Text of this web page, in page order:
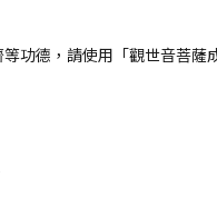
功德，請使用「觀世音菩薩